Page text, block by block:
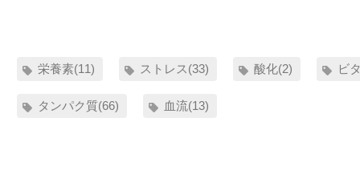
栄養素(11) ストレス(33) 酸化(2) ビ
タンパク質(66) 血流(13)